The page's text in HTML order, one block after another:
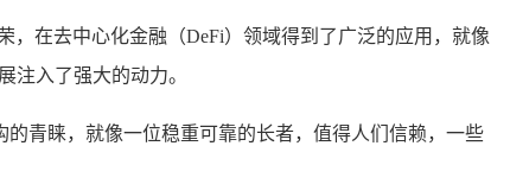
，在去中心化金融（DeFi）领域得到了广泛的应用，就像
注入了强大的动力。
青睐，就像一位稳重可靠的长者，值得人们信赖，一些